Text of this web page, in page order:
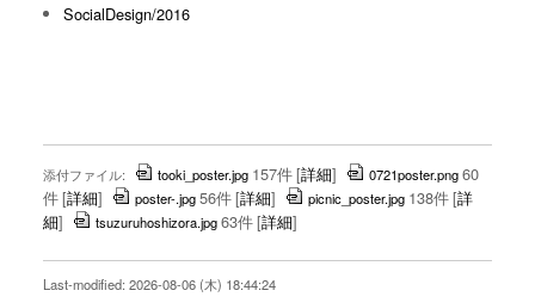
SocialDesign/2016
添付ファイル: tooki_poster.jpg 157件[詳細] 0721poster.png60
件[詳細] poster-.jpg56件[詳細] picnic_poster.jpg 138件[詳
細] tsuzuruhoshizora.jpg63件[詳細]
Last-modified: 2026-08-06 (木) 18:44:24